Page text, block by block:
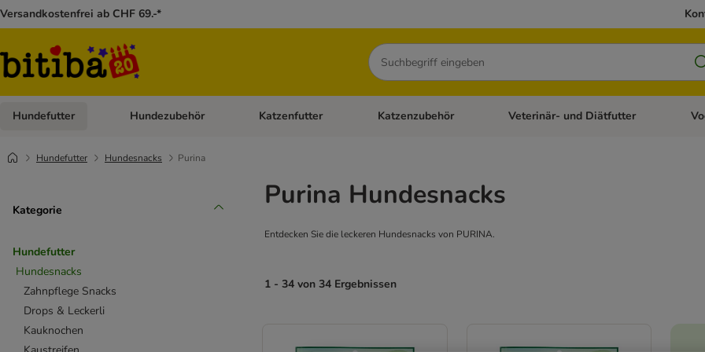
Versandkostenfrei ab CHF 69.-*
Suchen
Hundefutter Kategorie-Menü öffnen: Hundefutter
Hundezubehör Kategorie-Menü öffnen: Hundezubehör
Katzenfutter Kategorie-Menü öffnen: Katzenfutter
Katzenzubehör Kategorie-Menü öffnen: Katzenzubehör
Veterinär- und Diätfutter
Hundefutter Hundesnacks Purina
Kategorie
Hundefutter
Hundesnacks
Zahnpflege Snacks
Drops & Leckerli
Kauknochen
Purina Hundesnacks
Entdecken Sie die leckeren Hundesnacks von PURINA.
1 - 34 von 34 Ergebnissen